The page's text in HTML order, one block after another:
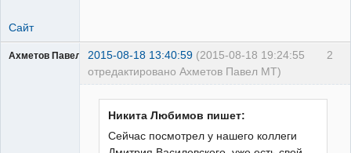
Сайт
2
Ахметов Павел МТ2015-08-18 13:40:59 (2015-08-18 19:24:55
отредактировано Ахметов Павел МТ)
Никита Любимов пишет:
Сейчас посмотрел у нашего коллеги